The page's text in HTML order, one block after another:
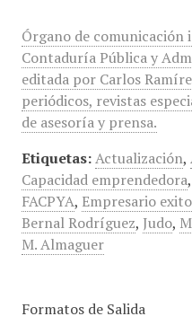
Órgano de comunicación
Contaduría Pública y
editada por Carlos
periódicos, revistas
de asesoría y prensa.
Etiquetas: Actualización,
Capacidad emprendedora,
FACPYA, Empresario
Bernal Rodríguez, Judo,
M. Almaguer
Formatos de Salida